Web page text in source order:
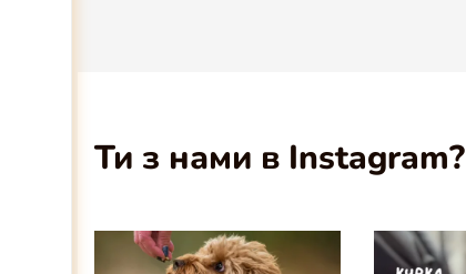
Ти з нами в Instagram?